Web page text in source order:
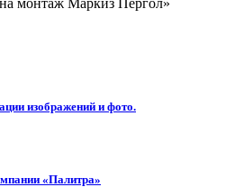
изображений и фото.
«Палитра»